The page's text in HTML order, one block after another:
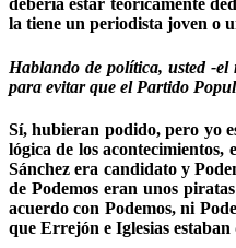
debería estar teóricamente
la tiene un periodista joven o
Hablando de política, usted -
para evitar que el Partido
Sí, hubieran podido, pero yo
lógica de los
Sánchez era candidato y
de Podemos eran unos
acuerdo con Podemos, ni
que Errejón e Iglesias